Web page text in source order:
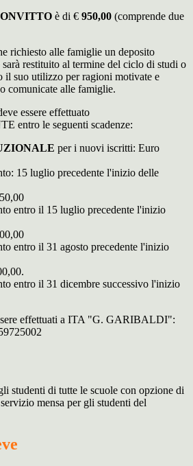
è di € 950,00 (comprende due
richiesto alle famiglie un deposito
restituito al termine del ciclo di studi o
il suo utilizzo per ragioni motivate e
comunicate alle famiglie.
essere effettuato
entro le seguenti scadenze:
per i nuovi iscritti: Euro
15 luglio precedente l'inizio delle
entro il 15 luglio precedente l'inizio
entro il 31 agosto precedente l'inizio
entro il 31 dicembre successivo l'inizio
effettuati a ITA "G. GARIBALDI":
studenti di tutte le scuole con opzione di
mensa per gli studenti del